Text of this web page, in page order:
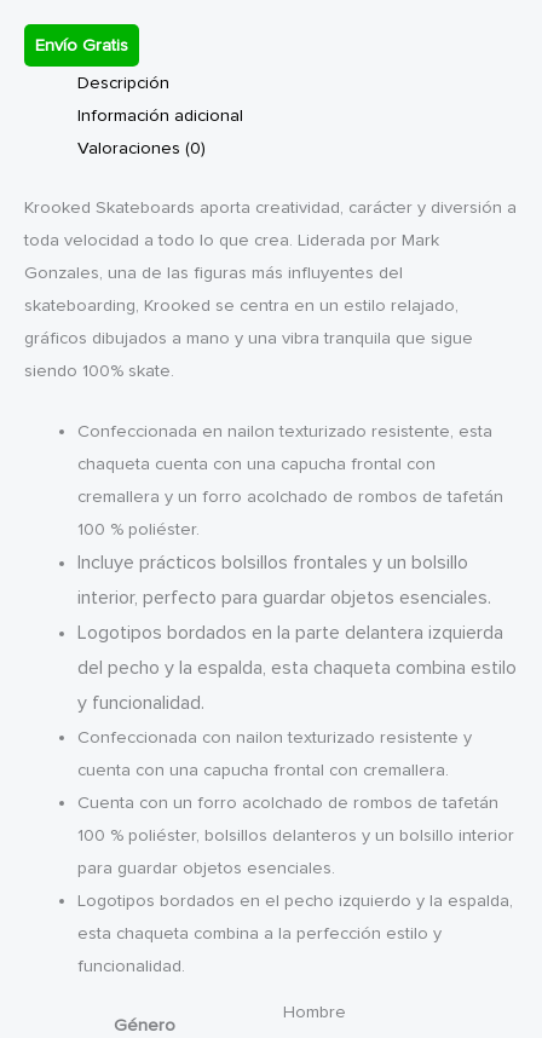
Envío Gratis
Descripción
Información adicional
Valoraciones (0)
Krooked Skateboards aporta creatividad, carácter y diversión a
toda velocidad a todo lo que crea. Liderada por Mark
Gonzales, una de las figuras más influyentes del
skateboarding, Krooked se centra en un estilo relajado,
gráficos dibujados a mano y una vibra tranquila que sigue
siendo 100% skate.
Confeccionada en nailon texturizado resistente, esta
chaqueta cuenta con una capucha frontal con
cremallera y un forro acolchado de rombos de tafetán
100 % poliéster.
Incluye prácticos bolsillos frontales y un bolsillo
interior, perfecto para guardar objetos esenciales.
Logotipos bordados en la parte delantera izquierda
del pecho y la espalda, esta chaqueta combina estilo
y funcionalidad.
Confeccionada con nailon texturizado resistente y
cuenta con una capucha frontal con cremallera.
Cuenta con un forro acolchado de rombos de tafetán
100 % poliéster, bolsillos delanteros y un bolsillo interior
para guardar objetos esenciales.
Logotipos bordados en el pecho izquierdo y la espalda,
esta chaqueta combina a la perfección estilo y
funcionalidad.
Género
Hombre